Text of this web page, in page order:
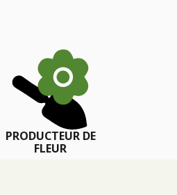
PRODUCTEUR DE
FLEUR